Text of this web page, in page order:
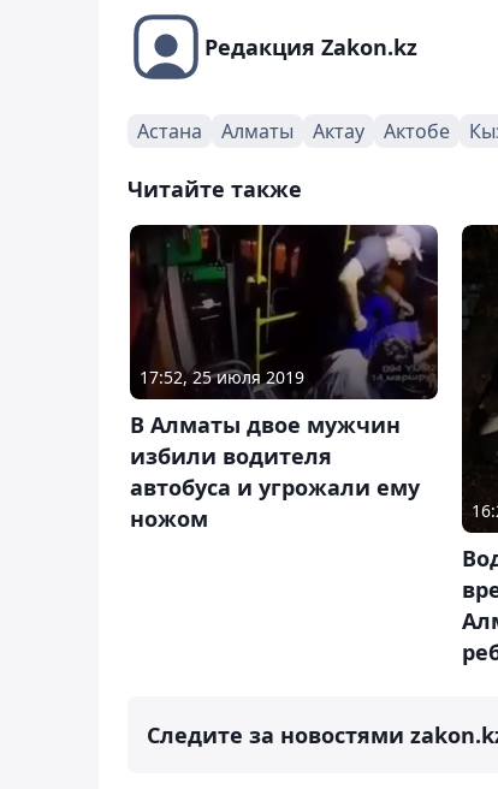
Редакция Zakon.kz
Астана Алматы Актау Актобе
Читайте также
17:52, 25 июля 2019
В Алматы двое мужчин
избили водителя
автобуса и угрожали ему
ножом
Следите за новостями